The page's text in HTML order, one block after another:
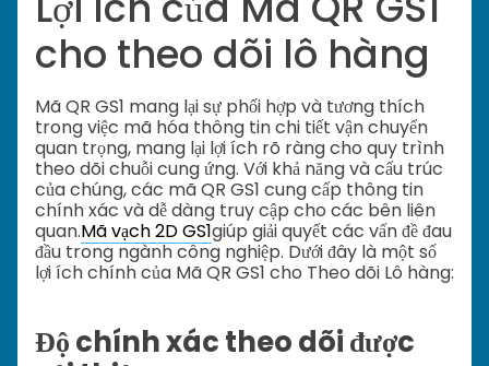
cho theo dõi lô hàng
Mã QR GS1 mang lại sự phối hợp và tương thích
trong việc mã hóa thông tin chi tiết vận chuyển
quan trọng, mang lại lợi ích rõ ràng cho quy trình
theo dõi chuỗi cung ứng. Với khả năng và cấu trúc
của chúng, các mã QR GS1 cung cấp thông tin
chính xác và dễ dàng truy cập cho các bên liên
quan.Mã vạch 2D GS1giúp giải quyết các vấn đề đau
đầu trong ngành công nghiệp. Dưới đây là một số
lợi ích chính của Mã QR GS1 cho Theo dõi Lô hàng:
Độ chính xác theo dõi được